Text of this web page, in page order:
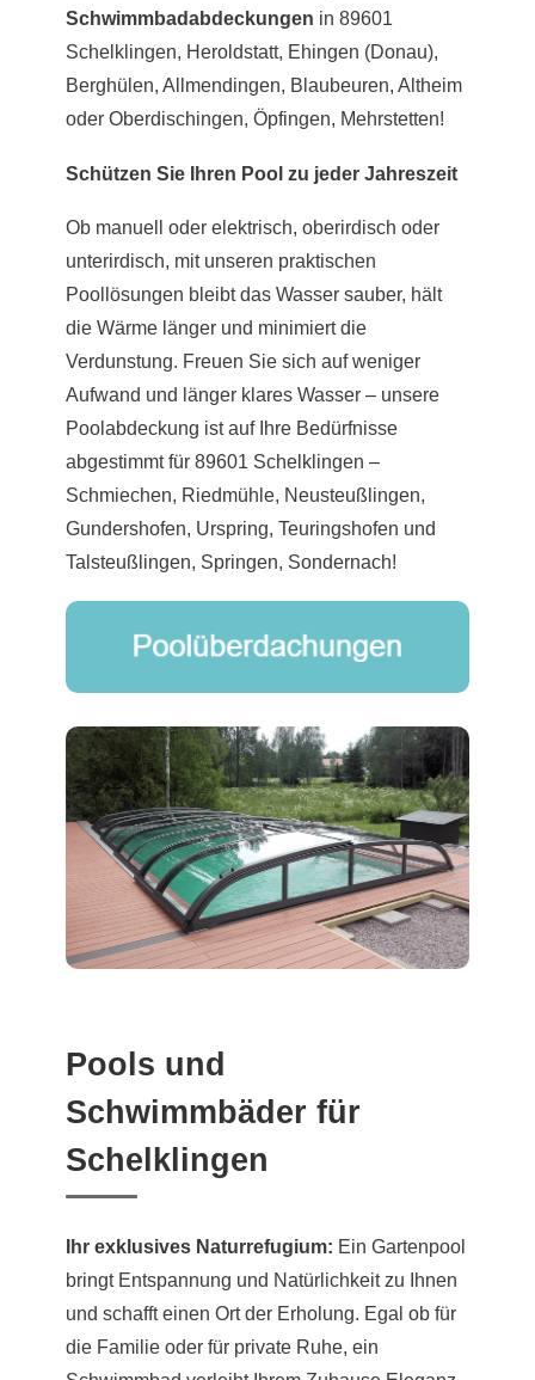
Schwimmbadabdeckungen in 89601
Schelklingen, Heroldstatt, Ehingen (Donau),
Berghülen, Allmendingen, Blaubeuren, Altheim
oder Oberdischingen, Öpfingen, Mehrstetten!
Schützen Sie Ihren Pool zu jeder Jahreszeit
Ob manuell oder elektrisch, oberirdisch oder
unterirdisch, mit unseren praktischen
Poollösungen bleibt das Wasser sauber, hält
die Wärme länger und minimiert die
Verdunstung. Freuen Sie sich auf weniger
Aufwand und länger klares Wasser – unsere
Poolabdeckung ist auf Ihre Bedürfnisse
abgestimmt für 89601 Schelklingen –
Schmiechen, Riedmühle, Neusteußlingen,
Gundershofen, Urspring, Teuringshofen und
Talsteußlingen, Springen, Sondernach!
Pools und
Schwimmbäder für
Schelklingen
Ihr exklusives Naturrefugium: Ein Gartenpool
bringt Entspannung und Natürlichkeit zu Ihnen
und schafft einen Ort der Erholung. Egal ob für
die Familie oder für private Ruhe, ein